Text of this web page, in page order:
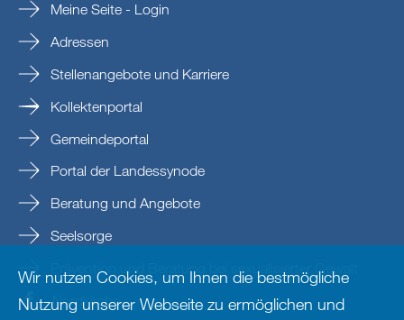
Meine Seite - Login
Adressen
Stellenangebote und Karriere
Kollektenportal
Gemeindeportal
Portal der Landessynode
Beratung und Angebote
Seelsorge
Prävention und Beratung bei sexualisierter Gewalt
Nordkirche
Wir nutzen Cookies, um Ihnen die bestmögliche
Nutzung unserer Webseite zu ermöglichen und